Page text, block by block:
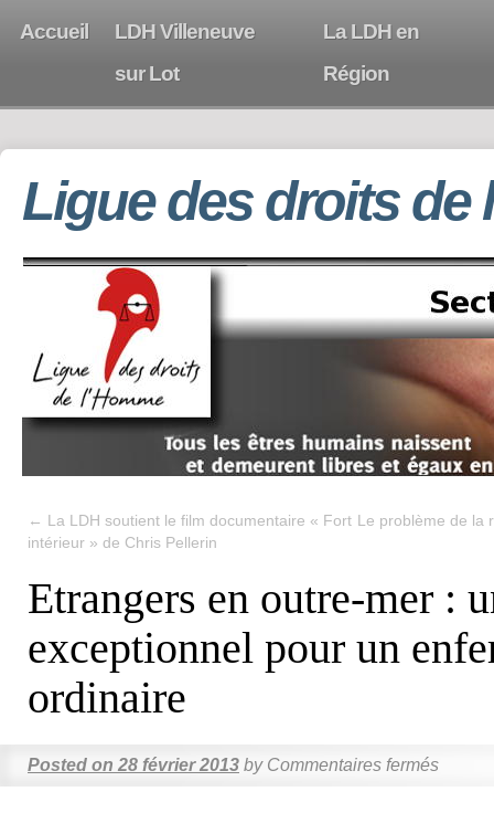
Accueil
LDH Villeneuve
sur Lot
La LDH en
Région
Ligue des droits de
← La LDH soutient le film documentaire « Fort
intérieur » de Chris Pellerin
Le problème de la
Etrangers en outre-mer :
exceptionnel pour un
ordinaire
Posted on 28 février 2013 by Commentaires fermés